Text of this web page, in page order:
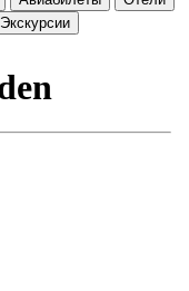
Экскурсии